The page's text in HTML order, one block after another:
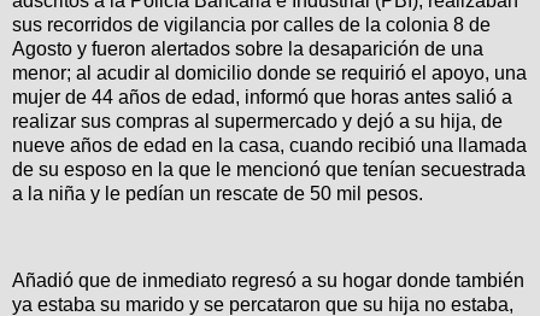
sus recorridos de vigilancia por calles de la colonia 8 de
Agosto y fueron alertados sobre la desaparición de una
menor; al acudir al domicilio donde se requirió el apoyo, una
mujer de 44 años de edad, informó que horas antes salió a
realizar sus compras al supermercado y dejó a su hija, de
nueve años de edad en la casa, cuando recibió una llamada
de su esposo en la que le mencionó que tenían secuestrada
a la niña y le pedían un rescate de 50 mil pesos.
Añadió que de inmediato regresó a su hogar donde también
ya estaba su marido y se percataron que su hija no estaba,